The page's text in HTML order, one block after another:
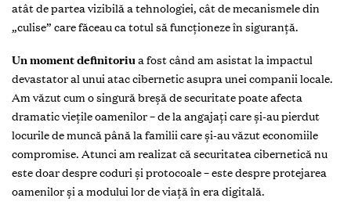
atât de partea vizibilă a tehnologiei, cât de mecanismele din
„culise” care făceau ca totul să funcționeze în siguranță.
Un moment definitoriua fost când am asistat la impactul
devastator al unui atac cibernetic asupra unei companii locale.
Am văzut cum o singură breșă de securitate poate afecta
dramatic viețile oamenilor – de la angajați care și-au pierdut
locurile de muncă până la familii care și-au văzut economiile
compromise. Atunci am realizat că securitatea cibernetică nu
este doar despre coduri și protocoale – este despre protejarea
oamenilor și a modului lor de viață în era digitală.